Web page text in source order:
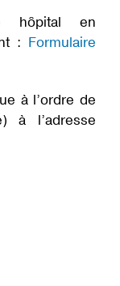
hôpital en
: Formulaire
à l’ordre de
à l’adresse